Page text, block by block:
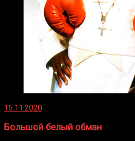
15.11.2020
Большой белый обман